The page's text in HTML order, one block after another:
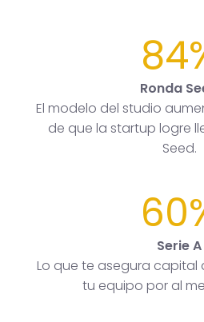
Ronda
El modelo del studio
de que la startup logre
Seed.
Serie A
Lo que te asegura
tu equipo por al